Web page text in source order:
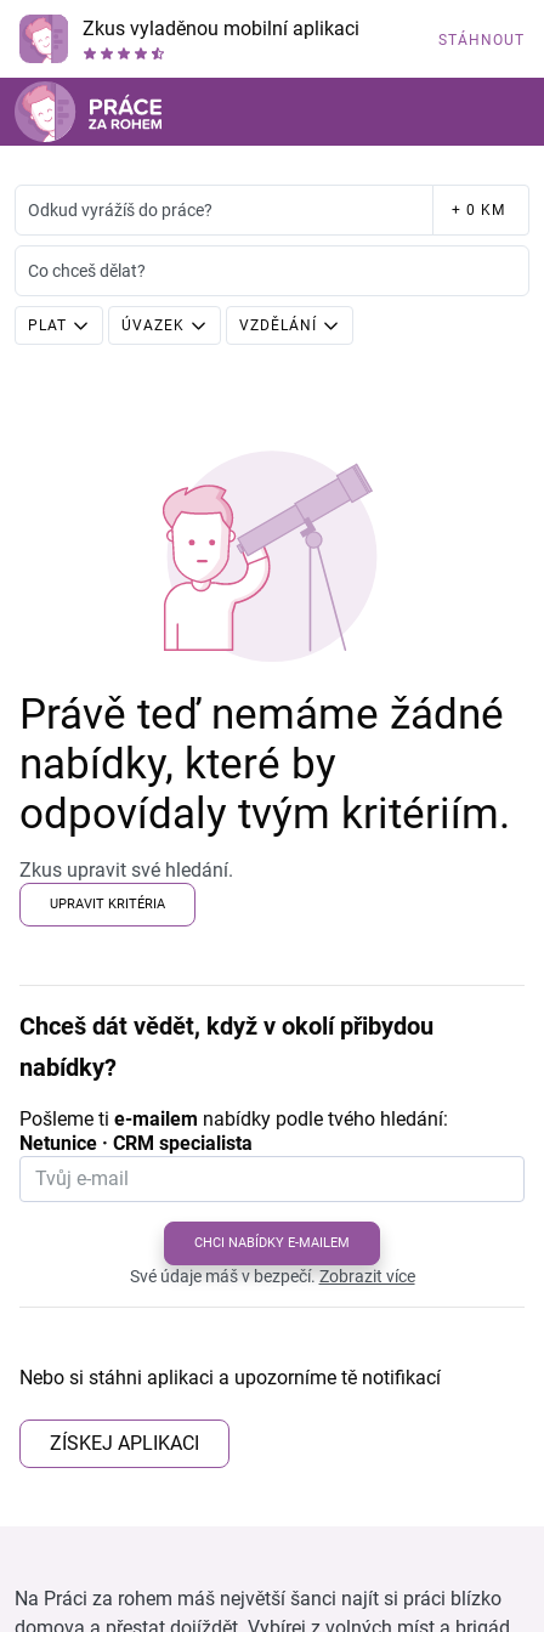
Zkus vyladěnou mobilní aplikaci STÁHNOUT
Odkud vyrážíš do práce? + 0 KM
Co chceš dělat?
PLAT ÚVAZEK VZDĚLÁNÍ
Právě teď nemáme žádné
nabídky, které by
odpovídaly tvým kritériím.
Zkus upravit své hledání.
UPRAVIT KRITÉRIA
Chceš dát vědět, když v okolí přibydou
nabídky?
Pošleme ti e-mailem nabídky podle tvého hledání:
Netunice · CRM specialista
CHCI NABÍDKY E-MAILEM
Své údaje máš v bezpečí.Zobrazit více
Nebo si stáhni aplikaci a upozorníme tě notifikací
ZÍSKEJ APLIKACI
Na Práci za rohem máš největší šanci najít si práci blízko
domova a přestat dojíždět. Vybírej z volných míst a brigád